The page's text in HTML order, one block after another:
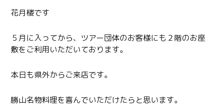
花月楼です
５月に入ってから、ツアー団体のお客様にも２階のお座
敷をご利用いただいております。
本日も県外からご来店です。
勝山名物料理を喜んでいただけたらと思います。